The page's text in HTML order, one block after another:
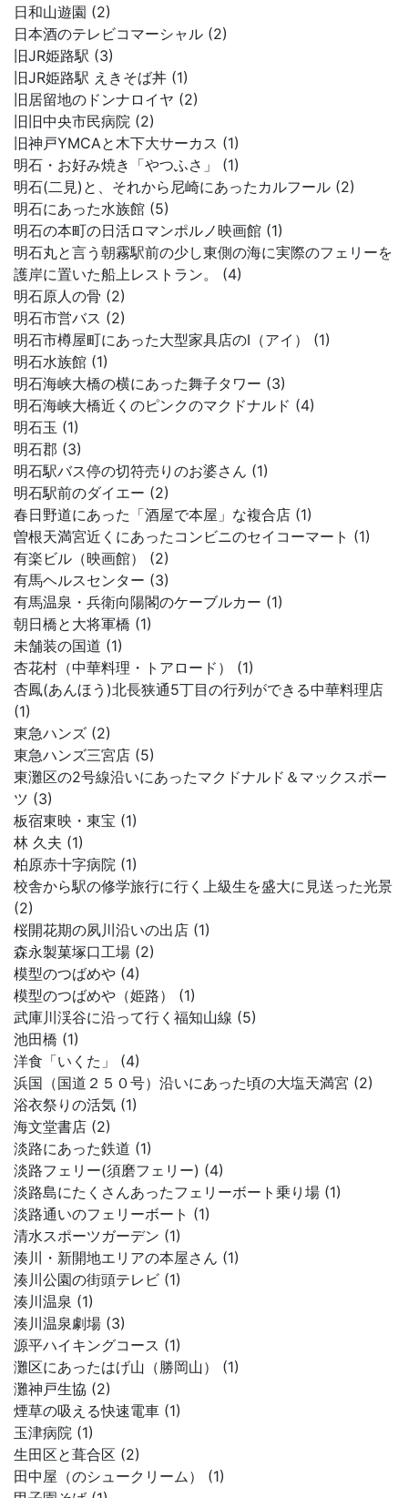
日和山遊園 (2)
日本酒のテレビコマーシャル (2)
旧JR姫路駅 (3)
旧JR姫路駅 えきそば丼 (1)
旧居留地のドンナロイヤ (2)
旧旧中央市民病院 (2)
旧神戸YMCAと木下大サーカス (1)
明石・お好み焼き「やつふさ」 (1)
明石(二見)と、それから尼崎にあったカルフール (2)
明石にあった水族館 (5)
明石の本町の日活ロマンポルノ映画館 (1)
明石丸と言う朝霧駅前の少し東側の海に実際のフェリーを
護岸に置いた船上レストラン。 (4)
明石原人の骨 (2)
明石市営バス (2)
明石市樽屋町にあった大型家具店のI（アイ） (1)
明石水族館 (1)
明石海峡大橋の横にあった舞子タワー (3)
明石海峡大橋近くのピンクのマクドナルド (4)
明石玉 (1)
明石郡 (3)
明石駅バス停の切符売りのお婆さん (1)
明石駅前のダイエー (2)
春日野道にあった「酒屋で本屋」な複合店 (1)
曽根天満宮近くにあったコンビニのセイコーマート (1)
有楽ビル（映画館） (2)
有馬ヘルスセンター (3)
有馬温泉・兵衛向陽閣のケーブルカー (1)
朝日橋と大将軍橋 (1)
未舗装の国道 (1)
杏花村（中華料理・トアロード） (1)
杏鳳(あんほう)北長狭通5丁目の行列ができる中華料理店
(1)
東急ハンズ (2)
東急ハンズ三宮店 (5)
東灘区の2号線沿いにあったマクドナルド＆マックスポー
ツ (3)
板宿東映・東宝 (1)
林 久夫 (1)
柏原赤十字病院 (1)
校舎から駅の修学旅行に行く上級生を盛大に見送った光景
(2)
桜開花期の夙川沿いの出店 (1)
森永製菓塚口工場 (2)
模型のつばめや (4)
模型のつばめや（姫路） (1)
武庫川渓谷に沿って行く福知山線 (5)
池田橋 (1)
洋食「いくた」 (4)
浜国（国道２５０号）沿いにあった頃の大塩天満宮 (2)
浴衣祭りの活気 (1)
海文堂書店 (2)
淡路にあった鉄道 (1)
淡路フェリー(須磨フェリー) (4)
淡路島にたくさんあったフェリーボート乗り場 (1)
淡路通いのフェリーボート (1)
清水スポーツガーデン (1)
湊川・新開地エリアの本屋さん (1)
湊川公園の街頭テレビ (1)
湊川温泉 (1)
湊川温泉劇場 (3)
源平ハイキングコース (1)
灘区にあったはげ山（勝岡山） (1)
灘神戸生協 (2)
煙草の吸える快速電車 (1)
玉津病院 (1)
生田区と葺合区 (2)
田中屋（のシュークリーム） (1)